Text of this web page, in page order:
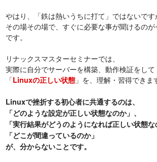
やはり、「鉄は熱いうちに打て」ではないです
その場その場で、すぐに必要な事が聞けるの
です。
リナックスマスターセミナーでは、
実際に自分でサーバーを構築、動作検証をして
「Linuxの正しい状態 」を、理解・習得できま
Linuxで挫折する初心者に共通するのは、
「どのような設定が正しい状態なのか」、
「実行結果がどうのようになれば正しい状態な
「どこが間違っているのか」
が、分からないことです。